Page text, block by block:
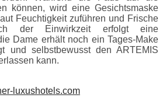
können, wird eine Gesichtsmaske
Feuchtigkeit zuführen und Frische
der Einwirkzeit erfolgt eine
Dame erhält noch ein Tages-Make
und selbstbewusst den ARTEMIS
kann.
luxushotels.com